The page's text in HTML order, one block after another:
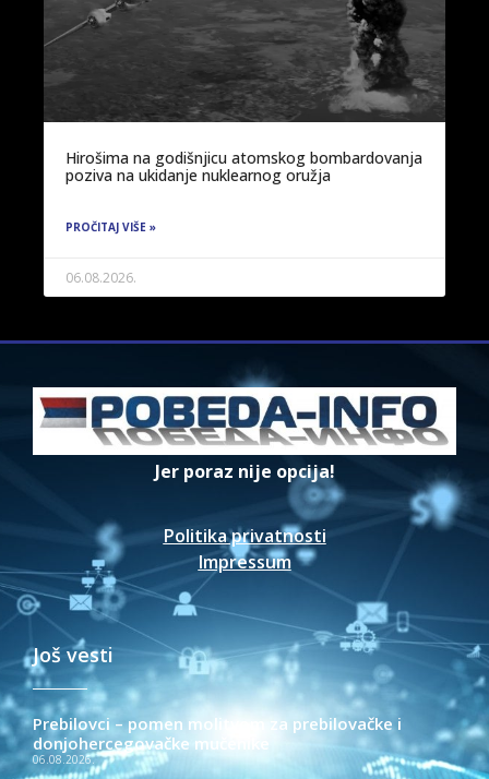
Hirošima na godišnjicu atomskog bombardovanja
poziva na ukidanje nuklearnog oružja
PROČITAJ VIŠE »
06.08.2026.
Jer poraz nije opcija!
Politika privatnosti
Impressum
Još vesti
Prebilovci – pomen molitvom za prebilovačke i
donjohercegovačke mučenike
06.08.2026.